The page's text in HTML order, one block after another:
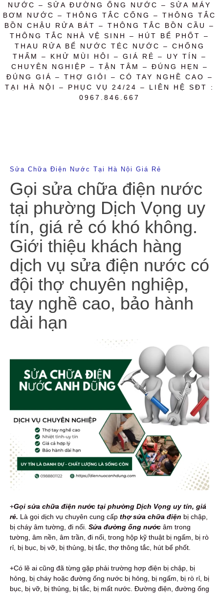
NƯỚC – SỬA ĐƯỜNG ỐNG NƯỚC – SỬA MÁY
BƠM NƯỚC – THÔNG TẮC CỐNG – THÔNG TẮC
BỒN CHẬU RỬA BÁT – THÔNG TẮC BỒN CẦU –
THÔNG TẮC NHÀ VỆ SINH – HÚT BỂ PHỐT –
THAU RỬA BỂ NƯỚC TÉC NƯỚC – CHỐNG
THẤM – KHỬ MÙI HÔI – GIÁ RẺ – UY TÍN –
CHUYÊN NGHIỆP – TẬN TÂM – ĐÚNG HẸN –
ĐÚNG GIÁ – THỢ GIỎI – CÓ TAY NGHỀ CAO –
TẠI HÀ NỘI – PHỤC VỤ 24/24 – LIÊN HỆ SĐT :
0967.846.667
Sửa Chữa Điện Nước Tại Hà Nội Giá Rẻ
Gọi sửa chữa điện nước
tại phường Dịch Vọng uy
tín, giá rẻ có khó không.
Giới thiệu khách hàng
dịch vụ sửa điện nước có
đội thợ chuyên nghiệp,
tay nghề cao, bảo hành
dài hạn
+Gọi sửa chữa điện nước tại phường Dịch Vọng uy tín, giá
rẻ. Là gọi dịch vụ chuyên cung cấp thợ sửa chữa điện bị chập,
bị cháy âm tường, đi nổi. Sửa đường ống nước âm trong
tường, âm nền, âm trần, đi nổi, trong hộp kỹ thuật bị ngấm, bị rò
rỉ, bị bục, bị vỡ, bị thủng, bị tắc, thợ thông tắc, hút bể phốt.
+Có lẽ ai cũng đã từng gặp phải trường hợp điện bị chập, bị
hỏng, bị cháy hoặc đường ống nước bị hỏng, bị ngấm, bị rò rỉ, bị
bục, bị vỡ, bị thủng, bị tắc, bị mất nước. Đường điện, đường ống